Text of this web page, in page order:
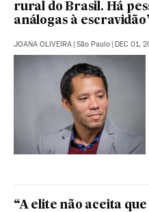
rural do Brasil. Há
análogas à
JOANA OLIVEIRA | São Paulo | DEC 01,
“A elite não aceita